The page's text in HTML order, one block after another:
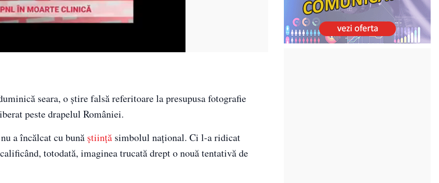
seara, o știre falsă referitoare la presupusa fotografie
peste drapelul României.
a încălcat cu bună știință simbolul național. Ci l-a ridicat
totodată, imaginea trucată drept o nouă tentativă de